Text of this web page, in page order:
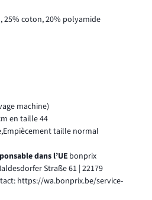
25% coton, 20% polyamide
machine)
en taille 44
taille normal
dans l’UE bonprix
Straße 61 | 22179
https://wa.bonprix.be/service-